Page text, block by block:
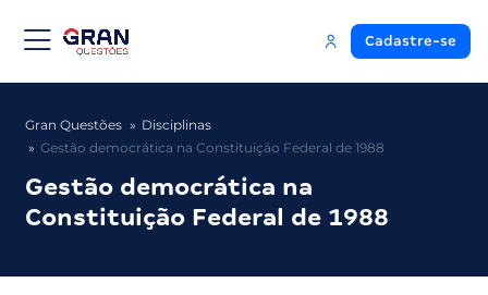
Cadastre-se
Gran Questões
Disciplinas
Gestão democrática na Constituição Federal de 1988
Gestão democrática na
Constituição Federal de 1988